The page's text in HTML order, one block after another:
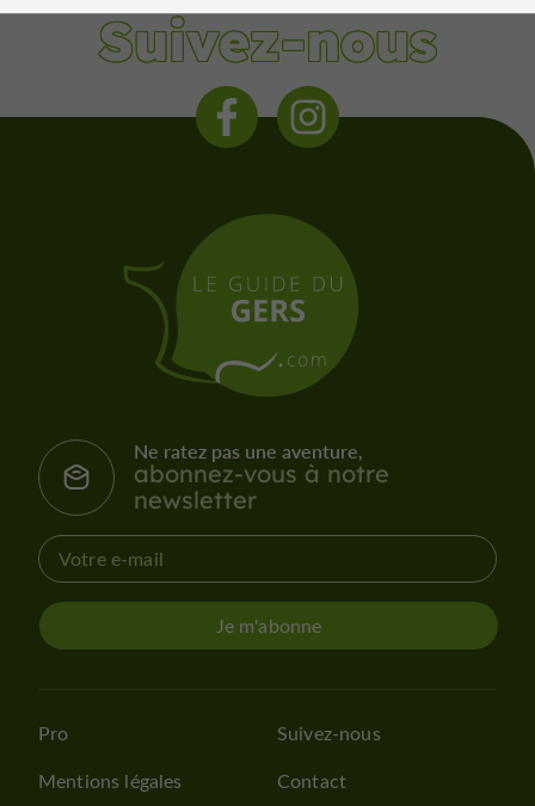
Suivez-nous
Ne ratez pas une aventure,
abonnez-vous à notre
newsletter
Je m'abonne
Pro
Mentions légales
Suivez-nous
Contact